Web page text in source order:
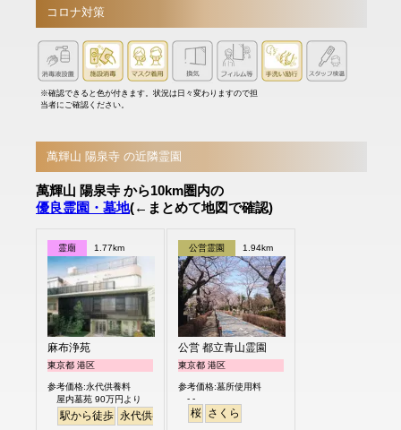
コロナ対策
※確認できると色が付きます。状況は日々変わりますので担
当者にご確認ください。
萬輝山 陽泉寺 の近隣霊園
萬輝山 陽泉寺 から10km圏内の
優良霊園・墓地(←まとめて地図で確認)
霊廟 1.77km
麻布浄苑
東京都 港区
参考価格:永代供養料
屋内墓苑 90万円より
駅から徒歩 永代供養
公営霊園 1.94km
公営 都立青山霊園
東京都 港区
参考価格:墓所使用料
- -
桜 さくら